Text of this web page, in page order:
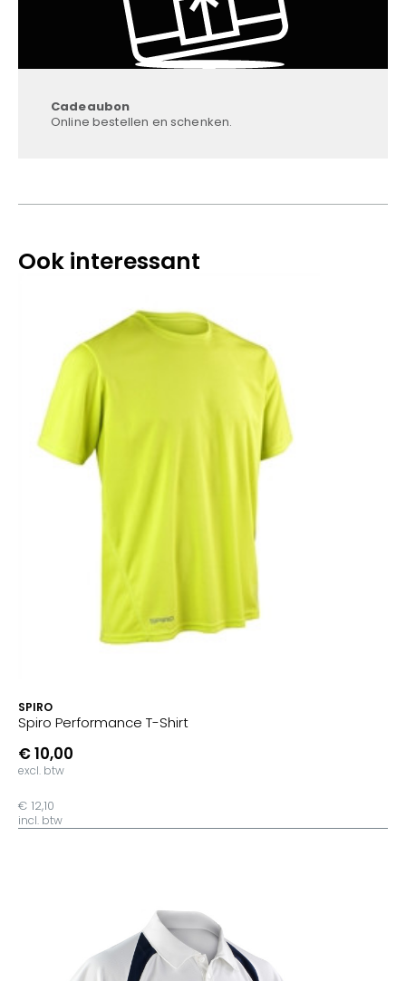
Cadeaubon
Online bestellen en schenken.
Ook interessant
SPIRO
Spiro Performance T-Shirt
€ 10,00
excl. btw
€ 12,10
incl. btw